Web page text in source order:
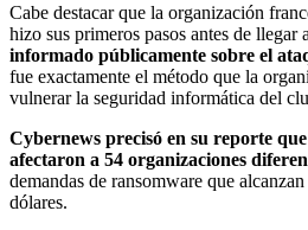
Cabe destacar que la organización
hizo sus primeros pasos antes de llegar
informado públicamente sobre el
fue exactamente el método que la
vulnerar la seguridad informática del
Cybernews precisó en su reporte
afectaron a 54 organizaciones
demandas de ransomware que
dólares.